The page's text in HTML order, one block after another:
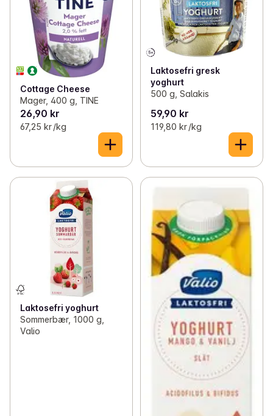
Cottage Cheese
Mager, 400 g, TINE
26,90 kr
67,25 kr /kg
Laktosefri gresk
yoghurt
500 g, Salakis
59,90 kr
119,80 kr /kg
Laktosefri yoghurt
Sommerbær, 1000 g,
Valio